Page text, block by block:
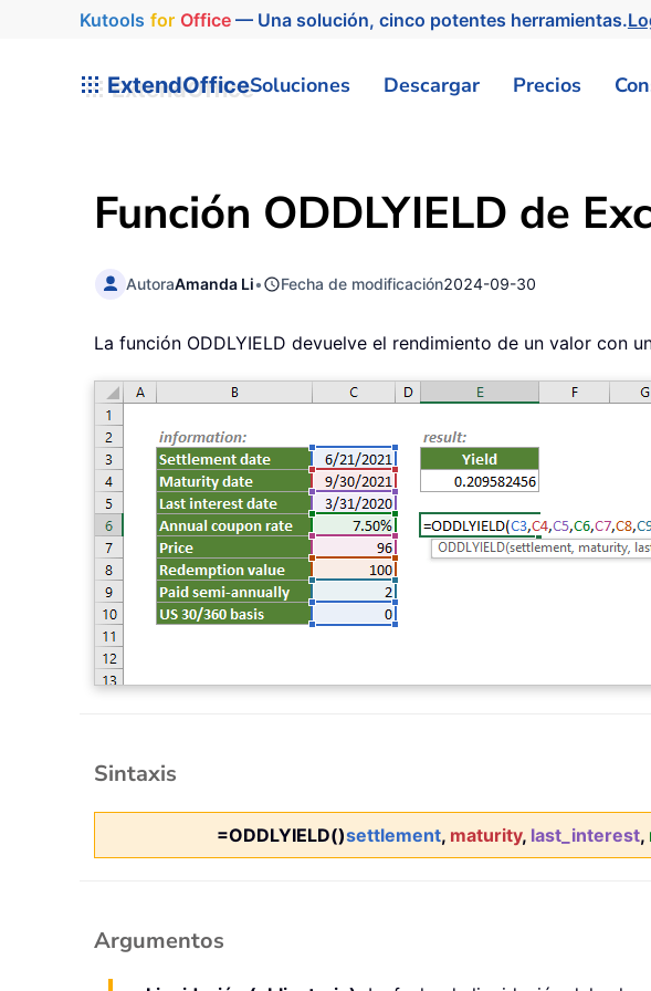
Kutools for Office— Una solución, cinco potentes herramientas.
ExtendOfficeSoluciones Descargar Precios
Función ODDLYIELD de
AutoraAmanda Li• Fecha de modificación2024-09-30
La función ODDLYIELD devuelve el rendimiento de un valor con
Sintaxis
=ODDLYIELD()settlement, maturity, last_interest,
Argumentos